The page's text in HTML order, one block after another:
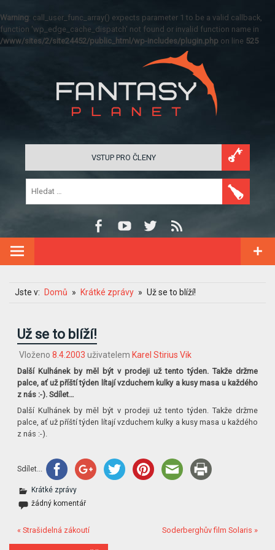
Warning: call_user_func_array() expects parameter 1 to be a valid callback,
function 'wp_edge_cache_dispatch' not found or invalid function name in
/www/sites/2/site24452/public_html/wp-includes/plugin.php on line 525
VSTUP PRO ČLENY
Jste v: Domů Krátké zprávy Už se to blíží!
Už se to blíží!
Vloženo 8.4.2003 uživatelem Karel Stirius Vik
Další Kulhánek by měl být v prodeji už tento týden. Takže držme
palce, ať už příští týden lítají vzduchem kulky a kusy masa u každého
z nás :-). Sdílet…
Další Kulhánek by měl být v prodeji už tento týden. Takže držme
palce, ať už příští týden lítají vzduchem kulky a kusy masa u každého
z nás :-).
Sdílet...
Krátké zprávy
žádný komentář
« Strašidelná zákoutí Soderberghův film Solaris »